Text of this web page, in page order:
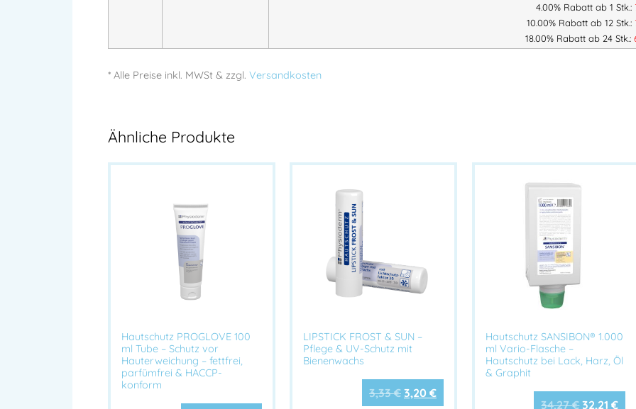
Hoher Sonnenschutz mit
Schützt zuverlässig
UV-A-Schutz der
MitVitamin E
zum
Hohe Photostabilität
Modernes System
Anwendungsgebiete:
Bau, Gartenbau,
Outdoor-Events, Freizeit,
Schutz der
besonders
Nacken, Ohren, Arme, Hände
4.00% Rabatt ab 1 Stk.:
10.00% Rabatt ab 12 Stk.:
18.00% Rabatt ab 24 Stk.:
* Alle Preise inkl. MWSt & zzgl. Versandkosten
Ähnliche Produkte
Hautschutz PROGLOVE 100
ml Tube – Schutz vor
Hauterweichung – fettfrei,
parfümfrei & HACCP-
konform
LIPSTICK FROST & SUN –
Pflege & UV-Schutz mit
Bienenwachs
3,33€ 3,20 €
Hautschutz SANSIBON® 1.000
ml Vario-Flasche –
Hautschutz bei Lack, Harz, Öl
& Graphit
34,27€ 32,21€